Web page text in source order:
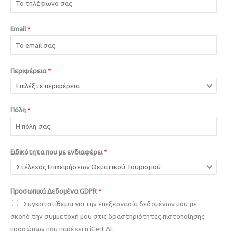
Email*
Περιφέρεια*
Πόλη*
Ειδικότητα που με ενδιαφέρει*
Προσωπικά Δεδομένα GDPR*
Συγκατατίθεμαι για την επεξεργασία δεδομένων μου με
σκοπό την συμμετοχή μου στις δραστηριότητες πιστοποίησης
προσώπων που παρέχει η iCert AE.